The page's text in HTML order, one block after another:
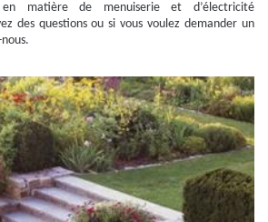
matière de menuiserie et d’électricité
des questions ou si vous voulez demander un